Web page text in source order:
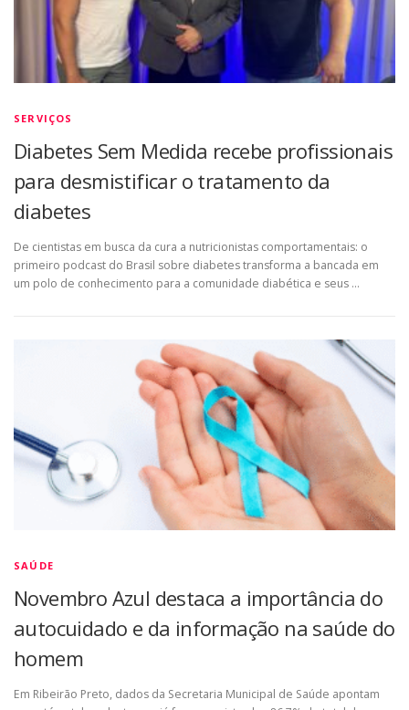
SERVIÇOS
Diabetes Sem Medida recebe profissionais
para desmistificar o tratamento da
diabetes
De cientistas em busca da cura a nutricionistas comportamentais: o
primeiro podcast do Brasil sobre diabetes transforma a bancada em
um polo de conhecimento para a comunidade diabética e seus …
SAÚDE
Novembro Azul destaca a importância do
autocuidado e da informação na saúde do
homem
Em Ribeirão Preto, dados da Secretaria Municipal de Saúde apontam